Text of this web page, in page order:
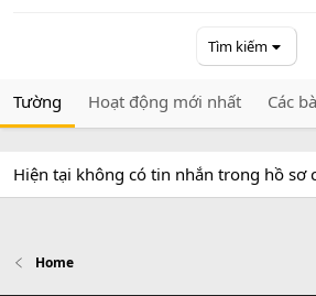
Tìm kiếm
Tường Hoạt động mới nhất Các
Hiện tại không có tin nhắn trong hồ sơ
Home